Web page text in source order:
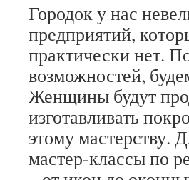
Городок у нас
предприятий,
практически нет.
возможностей,
Женщины будут
изготавливать
этому мастерству.
мастер-классы по